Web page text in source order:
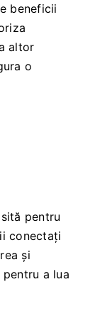
beneficii
altor
o
pentru
conectați
și
a lua